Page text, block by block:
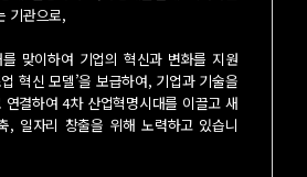
기관으로,
맞이하여 기업의 혁신과 변화를 지원
혁신 모델’을 보급하여, 기업과 기술을
결하여 4차 산업혁명시대를 이끌고 새
, 일자리 창출을 위해 노력하고 있습니